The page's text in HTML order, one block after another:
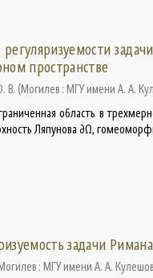
пространстве
В. (Могилев : МГУ имени А. А.
область в
Ляпунова ∂Ω,
задачи
: МГУ имени А. А.